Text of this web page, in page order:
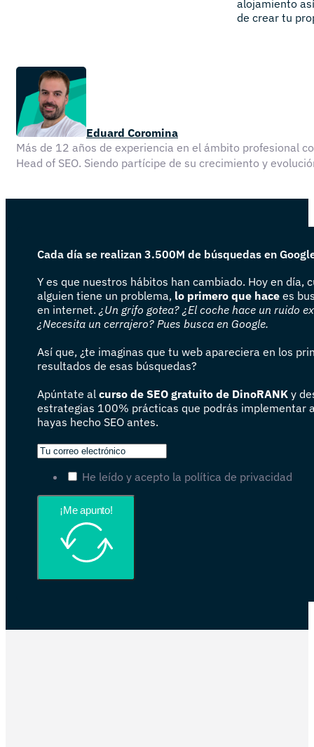
alojamiento
de crear tu
Eduard Coromina
Más de 12 años de experiencia en el ámbito profesional
Head of SEO. Siendo partícipe de su crecimiento y
Cada día se realizan 3.500M de búsquedas en
Y es que nuestros hábitos han cambiado. Hoy en día,
alguien tiene un problema, lo primero que hace es
en internet. ¿Un grifo gotea? ¿El coche hace un ruido
¿Necesita un cerrajero? Pues busca en Google.
Así que, ¿te imaginas que tu web apareciera en los
resultados de esas búsquedas?
Apúntate al curso de SEO gratuito de DinoRANK y
estrategias 100% prácticas que podrás implementar
hayas hecho SEO antes.
He leído y acepto la política de privacidad
¡Me apunto!